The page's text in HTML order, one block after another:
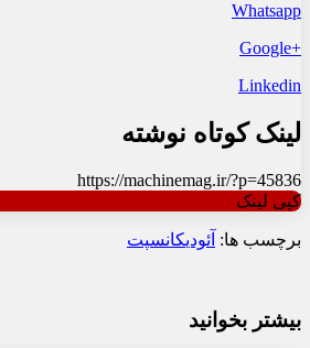
Whatsapp
+Google
Linkedin
لینک کوتاه نوشته
https://machinemag.ir/?p=45836
کپی لینک
برچسب ها: آئودیکانسپت
بیشتر بخوانید